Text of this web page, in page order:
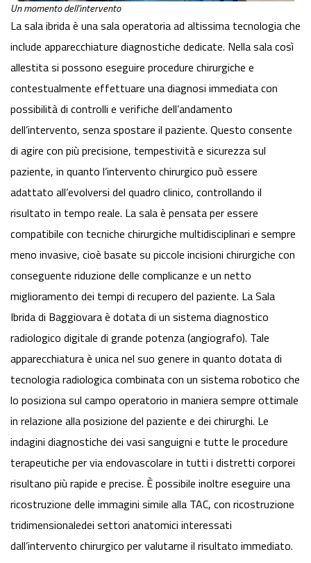
Un momento dell'intervento
La sala ibrida è una sala operatoria ad altissima tecnologia che
include apparecchiature diagnostiche dedicate. Nella sala così
allestita si possono eseguire procedure chirurgiche e
contestualmente effettuare una diagnosi immediata con
possibilità di controlli e verifiche dell’andamento
dell’intervento, senza spostare il paziente. Questo consente
di agire con più precisione, tempestività e sicurezza sul
paziente, in quanto l’intervento chirurgico può essere
adattato all’evolversi del quadro clinico, controllando il
risultato in tempo reale. La sala è pensata per essere
compatibile con tecniche chirurgiche multidisciplinari e sempre
meno invasive, cioè basate su piccole incisioni chirurgiche con
conseguente riduzione delle complicanze e un netto
miglioramento dei tempi di recupero del paziente. La Sala
Ibrida di Baggiovara è dotata di un sistema diagnostico
radiologico digitale di grande potenza (angiografo). Tale
apparecchiatura è unica nel suo genere in quanto dotata di
tecnologia radiologica combinata con un sistema robotico che
lo posiziona sul campo operatorio in maniera sempre ottimale
in relazione alla posizione del paziente e dei chirurghi. Le
indagini diagnostiche dei vasi sanguigni e tutte le procedure
terapeutiche per via endovascolare in tutti i distretti corporei
risultano più rapide e precise. È possibile inoltre eseguire una
ricostruzione delle immagini simile alla TAC, con ricostruzione
tridimensionaledei settori anatomici interessati
dall’intervento chirurgico per valutarne il risultato immediato.